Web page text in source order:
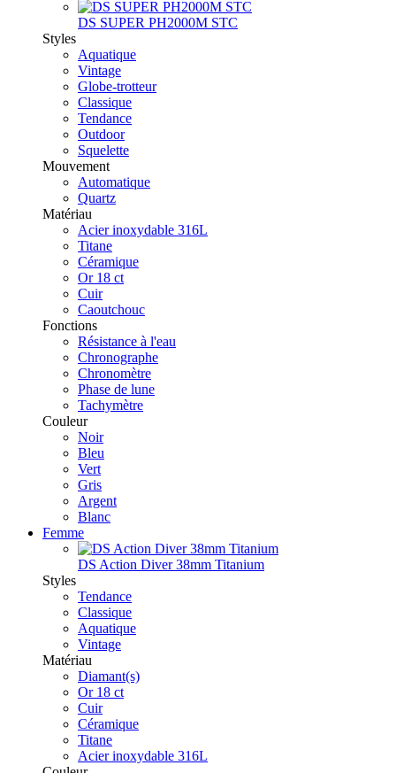
DS SUPER PH2000M STC
Styles
Aquatique
Vintage
Globe-trotteur
Classique
Tendance
Outdoor
Squelette
Mouvement
Automatique
Quartz
Matériau
Acier inoxydable 316L
Titane
Céramique
Or 18 ct
Cuir
Caoutchouc
Fonctions
Résistance à l'eau
Chronographe
Chronomètre
Phase de lune
Tachymètre
Couleur
Noir
Bleu
Vert
Gris
Argent
Blanc
Femme
DS Action Diver 38mm Titanium
Styles
Tendance
Classique
Aquatique
Vintage
Matériau
Diamant(s)
Or 18 ct
Cuir
Céramique
Titane
Acier inoxydable 316L